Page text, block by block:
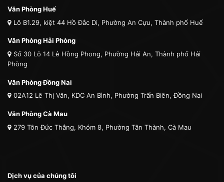
Văn Phòng Huế
Lô B1.29, kiệt 44 Hồ Đắc Di, Phường An Cựu, Thành phố Huế
Văn Phòng Hải Phòng
Số 30 Lô 14 Lê Hồng Phong, Phường Hải An, Thành phố Hải
Phòng
Văn Phòng Đồng Nai
02A12 Lê Thị Vân, KDC An Bình, Phường Trấn Biên, Đồng Nai
Văn Phòng Cà Mau
279 Tôn Đức Thắng, Khóm 8, Phường Tân Thành, Cà Mau
Dịch vụ của chúng tôi